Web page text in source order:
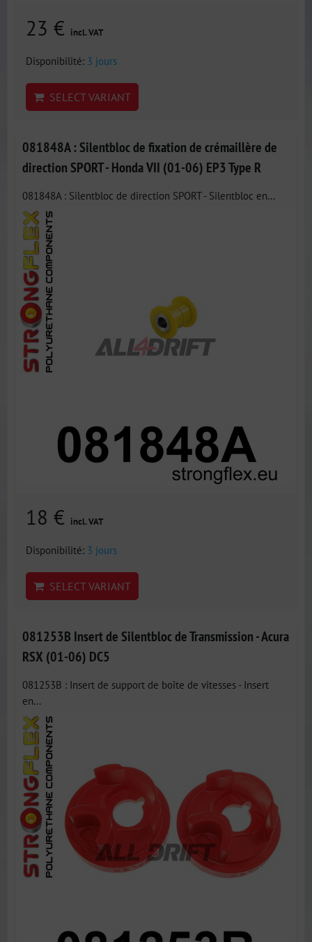
23 € incl. VAT
Disponibilité: 3 jours
SELECT VARIANT
081848A : Silentbloc de fixation de crémaillère de
direction SPORT - Honda VII (01-06) EP3 Type R
081848A : Silentbloc de direction SPORT - Silentbloc en...
18 € incl. VAT
Disponibilité: 3 jours
SELECT VARIANT
081253B Insert de Silentbloc de Transmission - Acura
RSX (01-06) DC5
081253B : Insert de support de boîte de vitesses - Insert
en...